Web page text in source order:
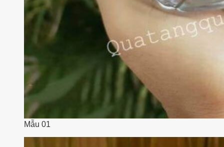
Mẫu 01